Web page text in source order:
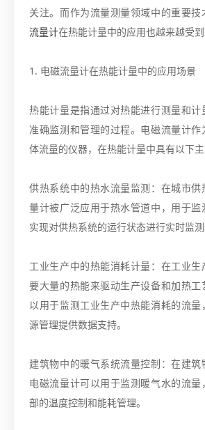
关注。而作为流量测量领域中的重要技
流量计在热能计量中的应用也越来越受到
1. 电磁流量计在热能计量中的应用场景
热能计量是指通过对热能进行测量和计
准确监测和管理的过程。电磁流量计
体流量的仪器，在热能计量中具有以下主
供热系统中的热水流量监测：在城市
量计被广泛应用于热水管道中，用于监
实现对供热系统的运行状态进行实时监测
工业生产中的热能消耗计量：在工业生
要大量的热能来驱动生产设备和加热
以用于监测工业生产中热能消耗的流
源管理提供数据支持。
建筑物中的暖气系统流量控制：在建筑
电磁流量计可以用于监测暖气水的流量
部的温度控制和能耗管理。